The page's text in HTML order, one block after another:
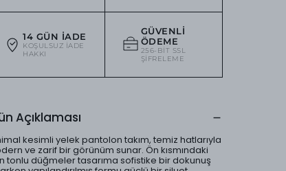
14 GÜN İADE
KOŞULSUZ IADE
HAKKI
GÜVENLI
ÖDEME
256-BIT SSL
ŞIFRELEME
Açıklaması
kesimli yelek pantolon takım, temiz hatlarıyla
ve zarif bir görünüm sunar. Ön kısmındaki
tonlu düğmeler tasarıma sofistike bir dokunuş